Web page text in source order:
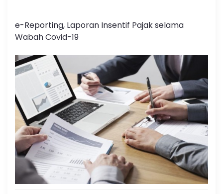
e-Reporting, Laporan Insentif Pajak selama
Wabah Covid-19